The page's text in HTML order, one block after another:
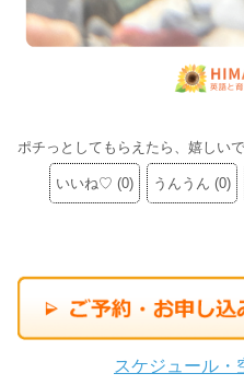
ポチっとしてもらえたら、嬉しい
いいね♡ (0) うんうん (0)
スケジュール・